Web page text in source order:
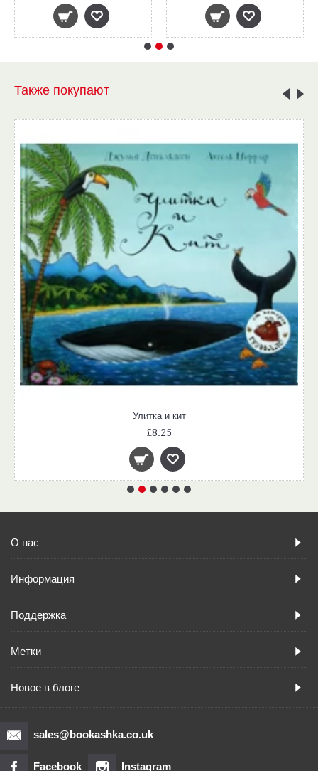
Также покупают
Улитка и кит
£8.25
О нас
Информация
Поддержка
Метки
Новое в блоге
sales@bookashka.co.uk
Facebook Instagram